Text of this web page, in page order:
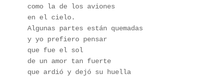
como la de los aviones
en el cielo.
Algunas partes están quemadas
y yo prefiero pensar
que fue el sol
de un amor tan fuerte
que ardió y dejó su huella